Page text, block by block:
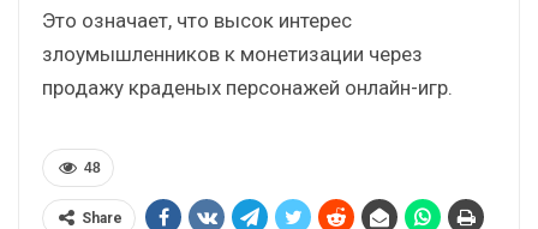
Это означает, что высок интерес
злоумышленников к монетизации через
продажу краденых персонажей онлайн-игр.
48
Share